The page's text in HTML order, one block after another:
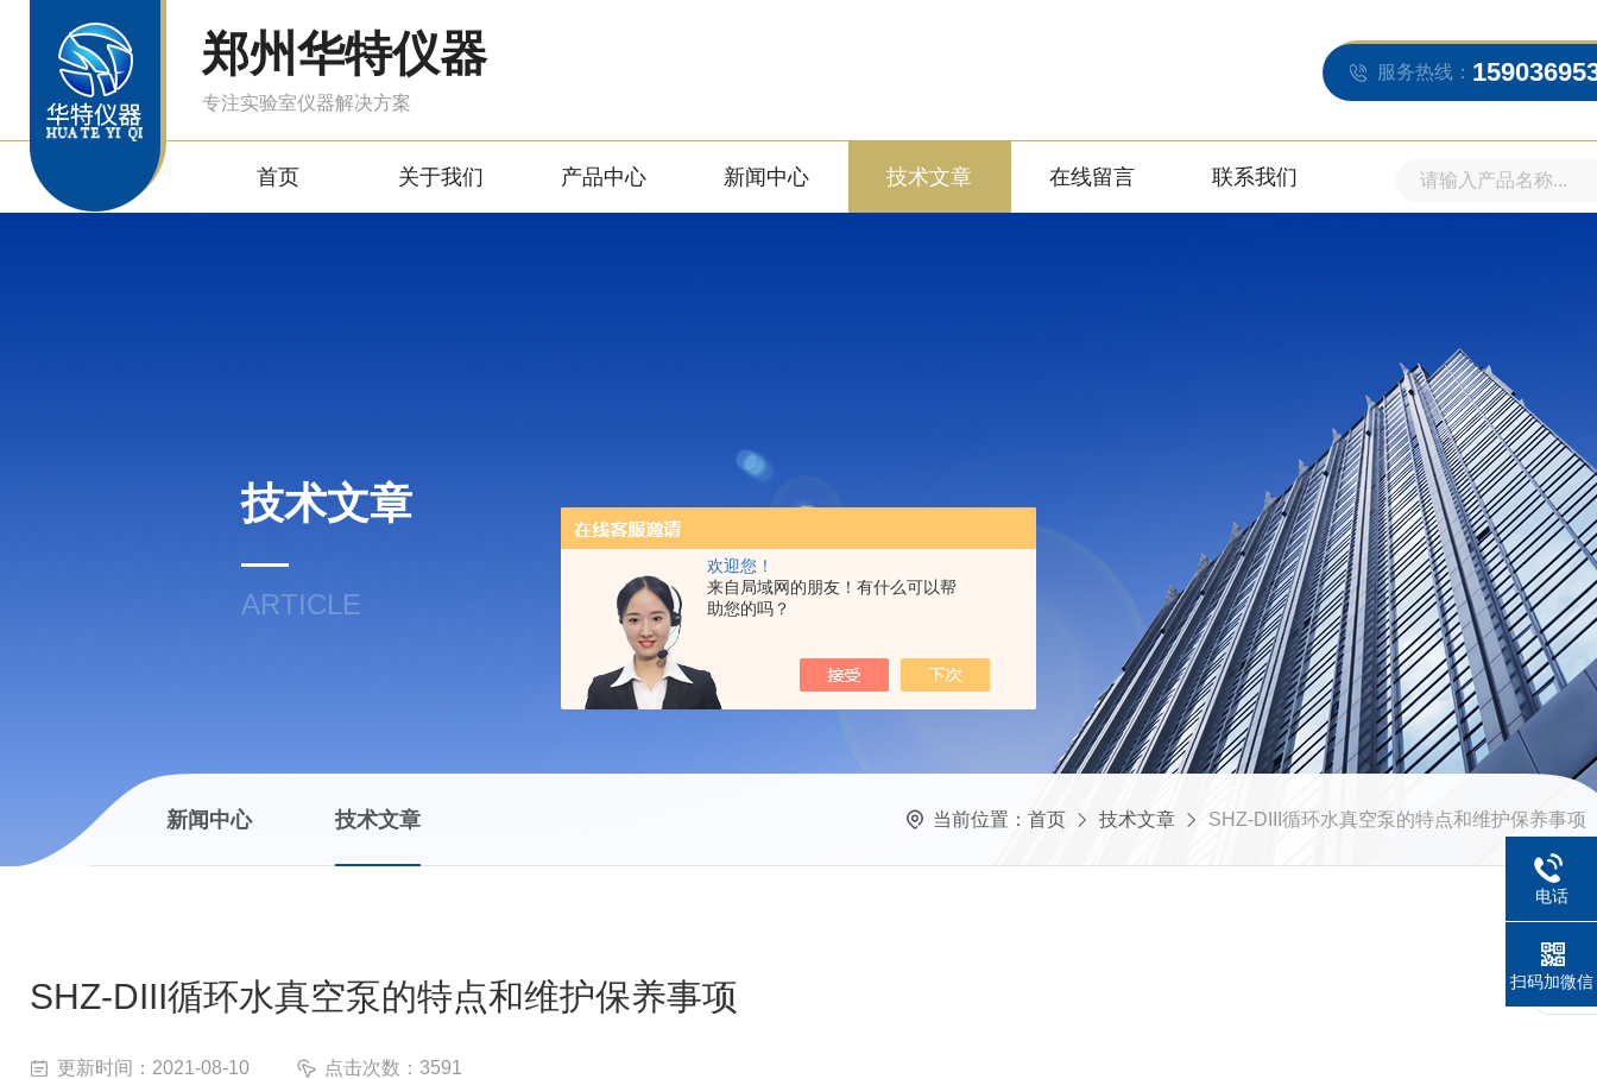
欢迎您！
来自局域网的朋友！有什么可以帮
助您的吗？
郑州华特仪器
专注实验室仪器解决方案
服务热线：
首页 关于我们 产品中心 新闻中心 技术文章 在线留言 联系我们
技术文章
ARTICLE
新闻中心 技术文章 当前位置： 首页 技术文章 SHZ-DIII循环水真空泵的特点和维护保养事项
SHZ-DIII循环水真空泵的特点和维护保养事项
更新时间：2021-08-10 点击次数：3591
电话
扫码加微信